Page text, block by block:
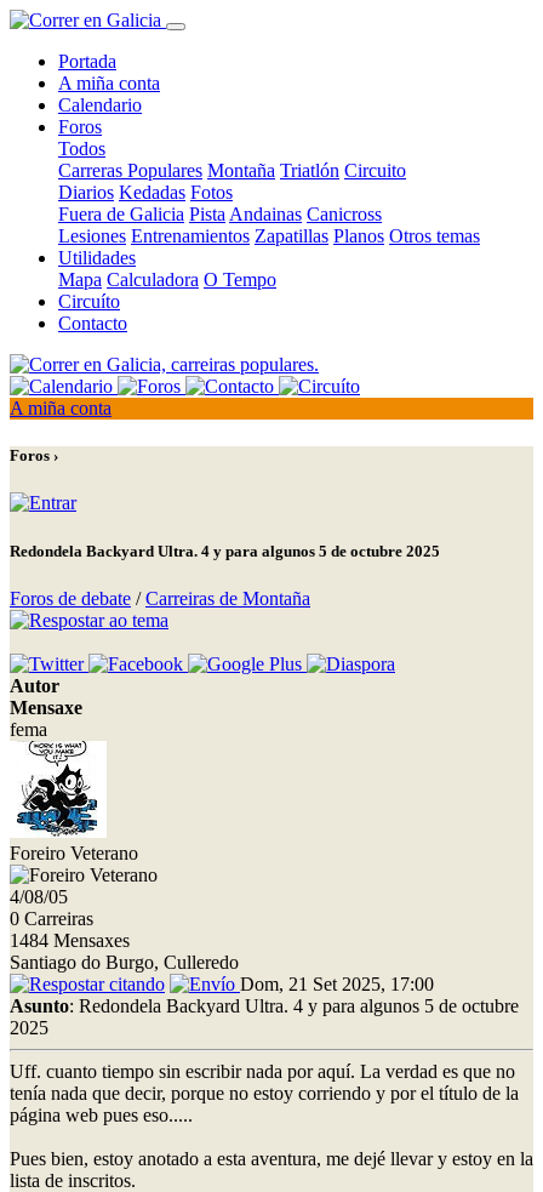
Portada
A miña conta
Calendario
Foros
Todos
Carreras Populares Montaña Triatlón Circuito
Diarios Kedadas Fotos
Fuera de Galicia Pista Andainas Canicross
Lesiones Entrenamientos Zapatillas Planos Otros temas
Utilidades
Mapa Calculadora O Tempo
Circuíto
Contacto
A miña conta
Foros ›
Redondela Backyard Ultra. 4 y para algunos 5 de octubre 2025
Foros de debate /Carreiras de Montaña
Autor
Mensaxe
fema
Foreiro Veterano
4/08/05
0 Carreiras
1484 Mensaxes
Santiago do Burgo, Culleredo
Dom, 21 Set 2025, 17:00
Asunto: Redondela Backyard Ultra. 4 y para algunos 5 de octubre
2025
Uff. cuanto tiempo sin escribir nada por aquí. La verdad es que no
tenía nada que decir, porque no estoy corriendo y por el título de la
página web pues eso.....
Pues bien, estoy anotado a esta aventura, me dejé llevar y estoy en la
lista de inscritos.